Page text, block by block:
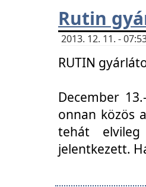
Rutin
2013. 12. 11. -
RUTIN
December
onnan közös
tehát
jelentkezett.